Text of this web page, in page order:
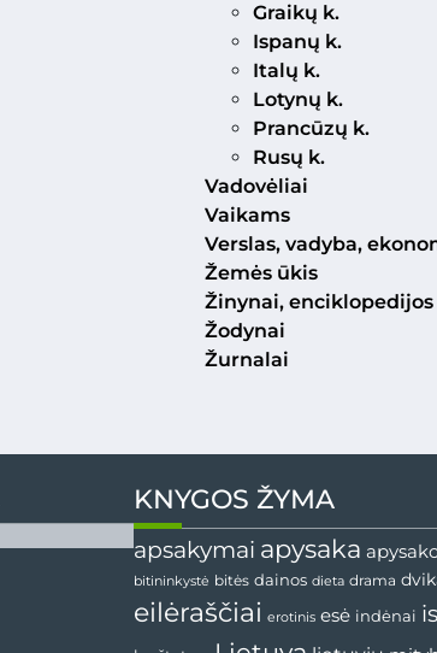
Graikų k.
Ispanų k.
Italų k.
Lotynų k.
Prancūzų k.
Rusų k.
Vadovėliai
Vaikams
Verslas, vadyba,
Žemės ūkis
Žinynai, enciklopedijos
Žodynai
Žurnalai
KNYGOS ŽYMA
apsakymai apysaka
bitininkystė bitės dainos dieta drama
eilėraščiai erotinis esė indėnai